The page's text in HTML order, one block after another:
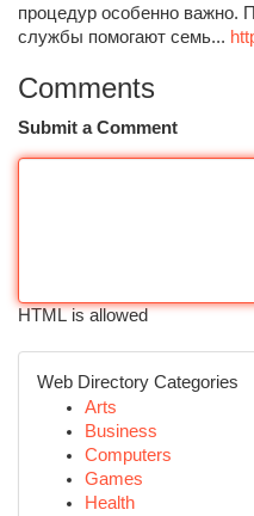
процедур особенно важно.
службы помогают семь...
Comments
Submit a Comment
HTML is allowed
Web Directory Categories
Arts
Business
Computers
Games
Health